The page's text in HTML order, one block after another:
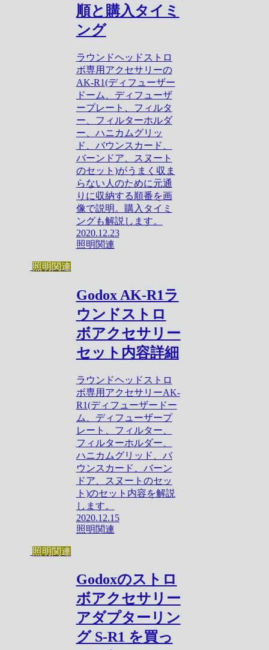
順と購入タイミ
ング
ラウンドヘッドストロ
ボ専用アクセサリーの
AK-R1(ディフューザー
ドーム、ディフューザ
ープレート、フィルタ
ー、フィルターホルダ
ー、ハニカムグリッ
ド、バウンスカード、
バーンドア、スヌート
のセット)がうまく収ま
らない人のために元通
りに収納する順番を画
像で説明。購入タイミ
ングも解説します。
2020.12.23
照明関連
照明関連
Godox AK-R1ラ
ウンドストロ
ボアクセサリー
セット内容詳細
ラウンドヘッドストロ
ボ専用アクセサリーAK-
R1(ディフューザードー
ム、ディフューザープ
レート、フィルター、
フィルターホルダー、
ハニカムグリッド、バ
ウンスカード、バーン
ドア、スヌートのセッ
ト)のセット内容を解説
します。
2020.12.15
照明関連
照明関連
Godoxのストロ
ボアクセサリー
アダプターリン
グ S-R1 を買っ